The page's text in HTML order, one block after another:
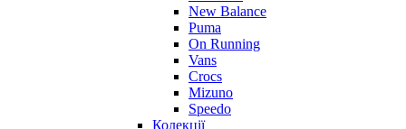
New Balance
Puma
On Running
Vans
Crocs
Mizuno
Speedo
Колекції